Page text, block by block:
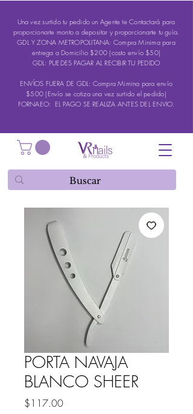
Una vez surtido tu pedido un Agente te Contactará para
proporcionarte monto a depositar y proporcionarte tu guía.
GDL Y ZONA METROPOLITANA: Compra Minima para
entrega a Domicilio $200 (costo envío $50)
GDL: PUEDES PAGAR AL RECIBIR TU PEDIDO
ENVÍOS FUERA DE GDL: Compra Mimina para envío
$500 (Envío se cotiza una vez surtido el pedido)
FORNAEO: EL PAGO SE REALIZA ANTES DEL ENVIO.
PORTA NAVAJA
BLANCO SHEER
$117.00Precio